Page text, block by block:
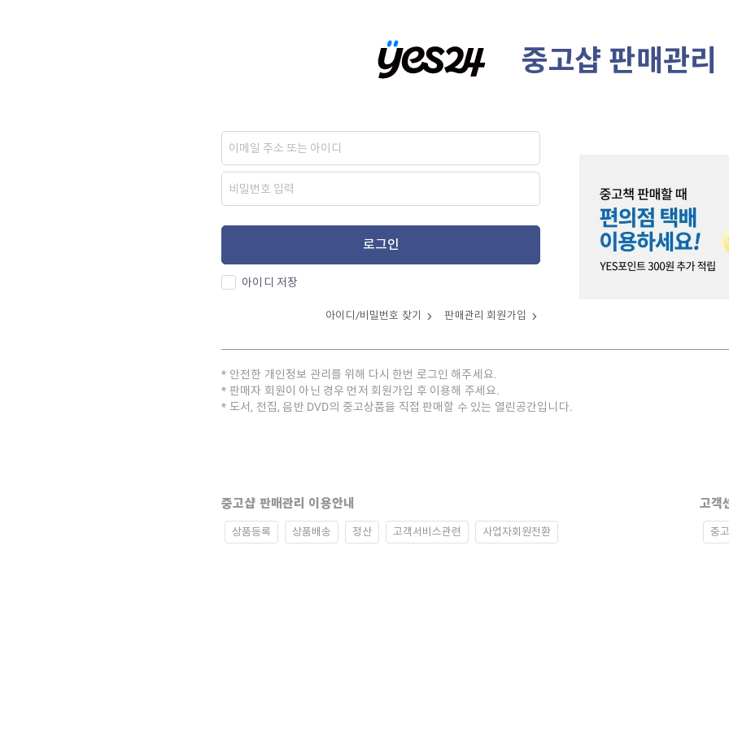
중고샵 판매관리
로그인
아이디 저장
아이디/비밀번호 찾기 판매관리 회원가입
안전한 개인정보 관리를 위해 다시 한번 로그인 해주세요.
판매자 회원이 아닌 경우 먼저 회원가입 후 이용해 주세요.
도서, 전집, 음반 DVD의 중고상품을 직접 판매할 수 있는 열린공간입니다.
중고샵 판매관리 이용안내
상품등록 상품배송 정산 고객서비스관련 사업자회원전환
고객
중